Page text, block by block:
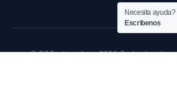
© GZ Technoshop. 2024. Todos los
Necesita ayuda?
Escribenos